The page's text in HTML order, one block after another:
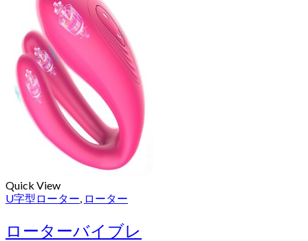
Quick View
U字型ローター, ローター
ローターバイブレ